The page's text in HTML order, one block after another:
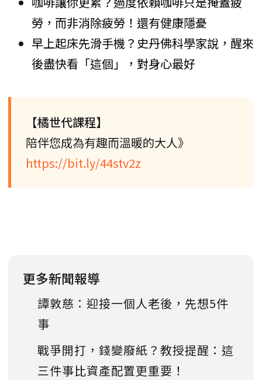
勞，而非消除疲勞！還有健康隱憂
早上起床先滑手機？史丹佛科學家說，醒來
後盡快看「這個」，對身心最好
【橘世代課程】
陪伴您成為有趣而溫暖的大人》
https://bit.ly/44stv2z
更多新聞報導
譚敦慈：迎接一個人老後，先想5件
事
戰爭開打，錢變廢紙？教授提醒：這
三件事比資產配置更重要！